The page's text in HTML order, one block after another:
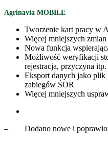
Agrinavia MOBILE
Tworzenie kart pracy w
Więcej mniejszych zmian
Nowa funkcja
Możliwość weryfikacji
rejestracja, przyczyna itp.
Eksport danych jako plik
zabiegów ŚOR
Więcej mniejszych
– Dodano nowe i